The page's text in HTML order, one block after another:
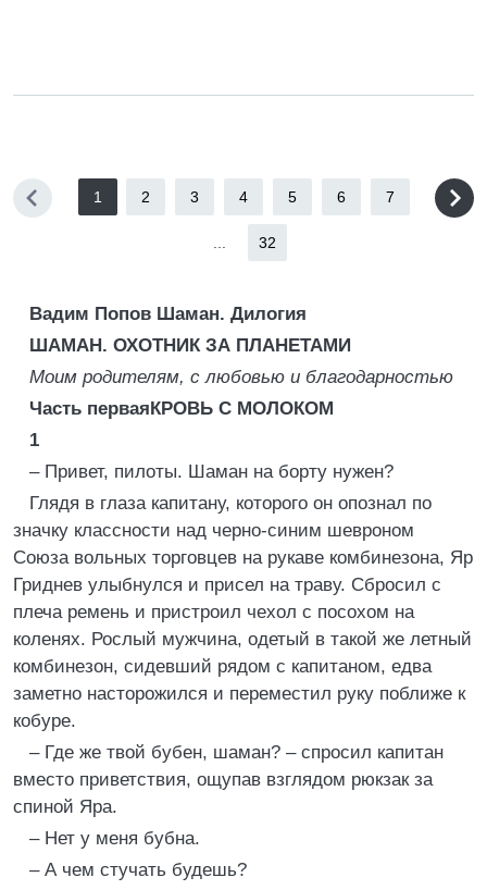
1 2 3 4 5 6 7
32
Вадим Попов Шаман. Дилогия
ШАМАН. ОХОТНИК ЗА ПЛАНЕТАМИ
Моим родителям, с любовью и благодарностью
Часть перваяКРОВЬ С МОЛОКОМ
1
– Привет, пилоты. Шаман на борту нужен?
Глядя в глаза капитану, которого он опознал по
значку классности над черно‑синим шевроном
Союза вольных торговцев на рукаве комбинезона, Яр
Гриднев улыбнулся и присел на траву. Сбросил с
плеча ремень и пристроил чехол с посохом на
коленях. Рослый мужчина, одетый в такой же летный
комбинезон, сидевший рядом с капитаном, едва
заметно насторожился и переместил руку поближе к
кобуре.
– Где же твой бубен, шаман? – спросил капитан
вместо приветствия, ощупав взглядом рюкзак за
спиной Яра.
– Нет у меня бубна.
– А чем стучать будешь?